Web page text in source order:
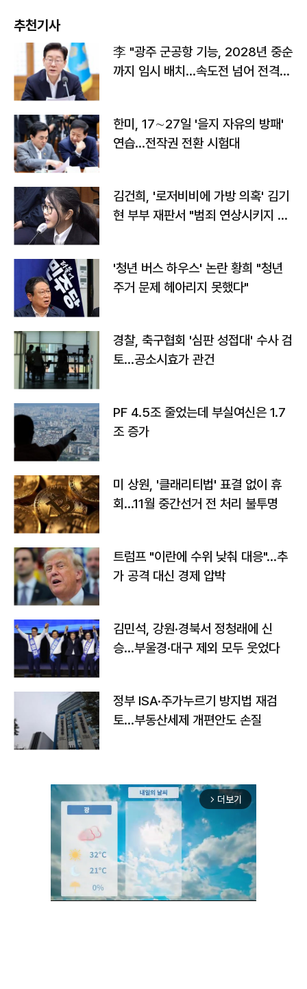
추천기사
李 "광주 군공항 기능, 2028년 중순
까지 임시 배치…속도전 넘어 전격
한미, 17∼27일 '을지 자유의 방패'
연습…전작권 전환 시험대
김건희, '로저비비에 가방 의혹' 김기
현 부부 재판서 "범죄 연상시키지 말
'청년 버스 하우스' 논란 황희 "청년
주거 문제 헤아리지 못했다"
경찰, 축구협회 '심판 성접대' 수사 검
토…공소시효가 관건
PF 4.5조 줄었는데 부실여신은 1.7
조 증가
미 상원, '클래리티법' 표결 없이 휴
회…11월 중간선거 전 처리 불투명
트럼프 "이란에 수위 낮춰 대응"…추
가 공격 대신 경제 압박
김민석, 강원·경북서 정청래에 신
승…부울경·대구 제외 모두 웃었다
정부 ISA·주가누르기 방지법 재검
토…부동산세제 개편안도 손질
arrow_forward_ios 더보기